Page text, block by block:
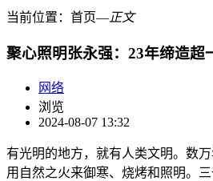
当前位置： 首页―正文
聚心照明张永强：23年缔造超
网络
浏览
2024-08-07 13:32
有光明的地方，就有人类文明。数
用自然之火来御寒、烧烤和照明。